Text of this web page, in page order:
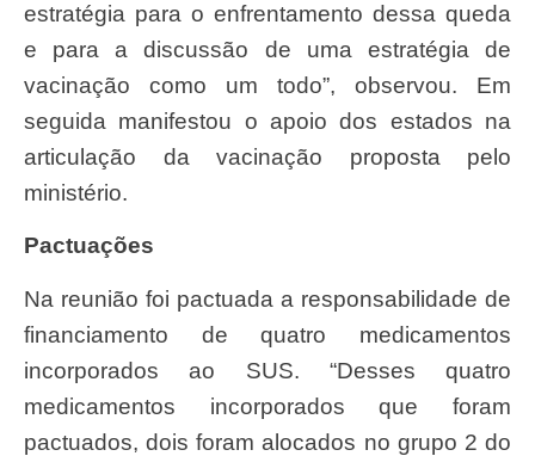
estratégia para o enfrentamento dessa queda
e para a discussão de uma estratégia de
vacinação como um todo”, observou. Em
seguida manifestou o apoio dos estados na
articulação da vacinação proposta pelo
ministério.
Pactuações
Na reunião foi pactuada a responsabilidade de
financiamento de quatro medicamentos
incorporados ao SUS. “Desses quatro
medicamentos incorporados que foram
pactuados, dois foram alocados no grupo 2 do